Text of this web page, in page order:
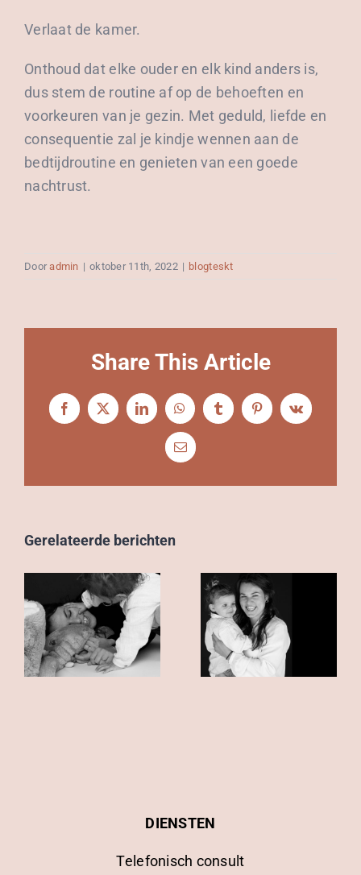
Verlaat de kamer.
Onthoud dat elke ouder en elk kind anders is,
dus stem de routine af op de behoeften en
voorkeuren van je gezin. Met geduld, liefde en
consequentie zal je kindje wennen aan de
bedtijdroutine en genieten van een goede
nachtrust.
Dooradmin | oktober 11th, 2022 | blogteskt
Share This Article
Facebook
X LinkedInWhatsAppTumblrPinterestVk
E-
mail
Gerelateerde berichten
DIENSTEN
Telefonisch consult